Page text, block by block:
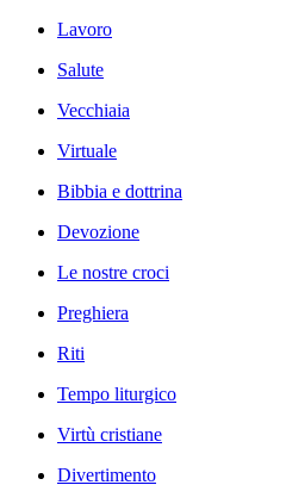
Lavoro
Salute
Vecchiaia
Virtuale
Bibbia e dottrina
Devozione
Le nostre croci
Preghiera
Riti
Tempo liturgico
Virtù cristiane
Divertimento